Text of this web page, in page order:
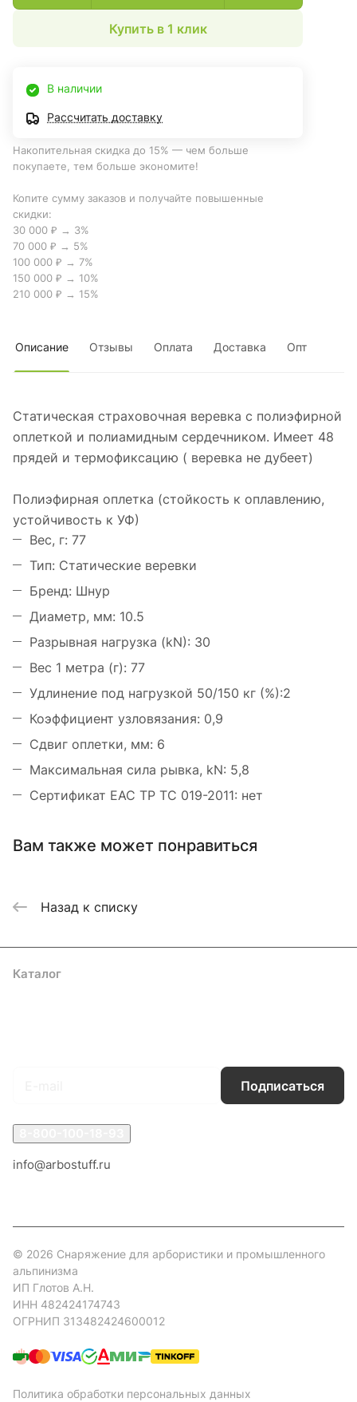
Купить в 1 клик
В наличии
Рассчитать доставку
Накопительная скидка до 15% — чем больше
покупаете, тем больше экономите!
Копите сумму заказов и получайте повышенные
скидки:
30 000 ₽ → 3%
70 000 ₽ → 5%
100 000 ₽ → 7%
150 000 ₽ → 10%
210 000 ₽ → 15%
Описание Отзывы Оплата Доставка Опт
Статическая страховочная веревка с полиэфирной
оплеткой и полиамидным сердечником. Имеет 48
прядей и термофиксацию ( веревка не дубеет)
Полиэфирная оплетка (стойкость к оплавлению,
устойчивость к УФ)
Вес, г: 77
Тип: Статические веревки
Бренд: Шнур
Диаметр, мм: 10.5
Разрывная нагрузка (kN): 30
Вес 1 метра (г): 77
Удлинение под нагрузкой 50/150 кг (%):2
Коэффициент узловязания: 0,9
Сдвиг оплетки, мм: 6
Максимальная сила рывка, kN: 5,8
Сертификат ЕАС ТР ТС 019-2011: нет
Вам также может понравиться
Назад к списку
Каталог
Подписаться
info@arbostuff.ru
© 2026 Снаряжение для арбористики и промышленного
альпинизма
ИП Глотов А.Н.
ИНН 482424174743
ОГРНИП 313482424600012
Политика обработки персональных данных